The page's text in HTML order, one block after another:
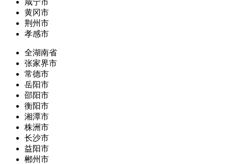
咸宁市
黄冈市
荆州市
孝感市
全湖南省
张家界市
常德市
岳阳市
邵阳市
衡阳市
湘潭市
株洲市
长沙市
益阳市
郴州市